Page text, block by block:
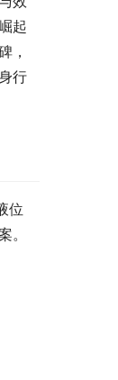
起
，
行
位
。